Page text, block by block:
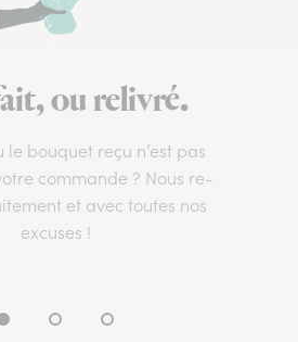
ou relivré.
le bouquet reçu n’est pas
commande ? Nous re-
et avec toutes nos
excuses !